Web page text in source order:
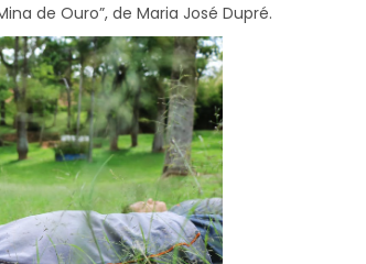
de Ouro”, de Maria José Dupré.